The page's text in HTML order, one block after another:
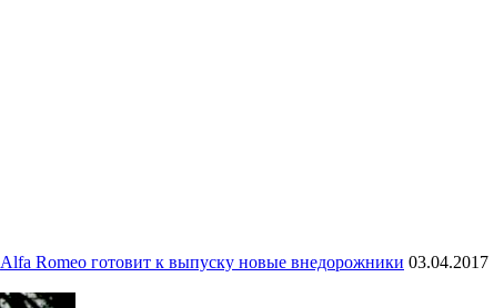
Alfa Romeo готовит к выпуску новые внедорожники 03.04.2017